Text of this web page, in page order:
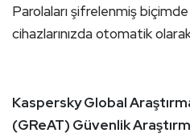
Parolaları şifrelenmiş
cihazlarınızda otomatik
Kaspersky Global
(GReAT) Güvenlik